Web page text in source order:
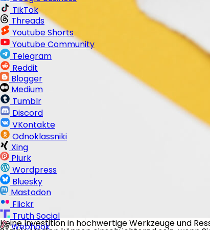
TikTok
Threads
Youtube Shorts
Youtube Community
Telegram
Reddit
Blogger
Medium
Tumblr
Discord
VKontakte
Odnoklassniki
Xing
Plurk
Wordpress
Bluesky
Mastodon
Flickr
Truth Social
Webhook
Keine Investition in hochwertige Werkzeuge und